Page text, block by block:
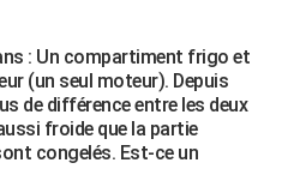
: Un compartiment frigo et
(un seul moteur). Depuis
de différence entre les deux
froide que la partie
congelés. Est-ce un